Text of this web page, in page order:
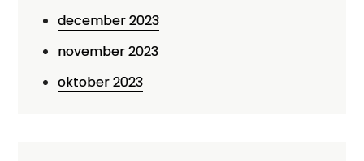
december 2023
november 2023
oktober 2023